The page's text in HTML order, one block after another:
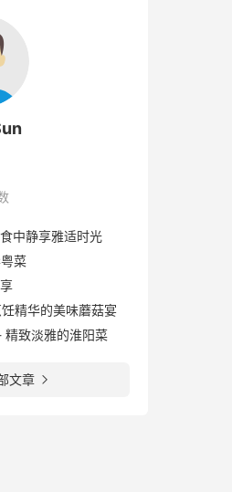
中静享雅适时光
菜
精华的美味蘑菇宴
致淡雅的淮阳菜
文章 